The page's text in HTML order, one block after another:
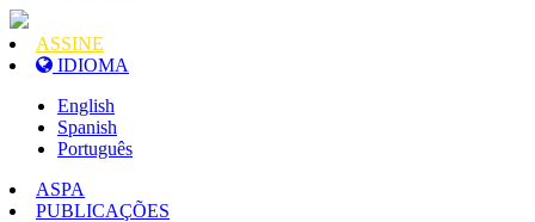
ASSINE
IDIOMA
English
Spanish
Português
ASPA
PUBLICAÇÕES